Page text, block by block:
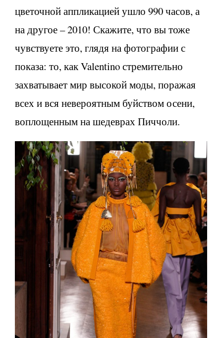
цветочной аппликацией ушло 990 часов, а
на другое – 2010! Скажите, что вы тоже
чувствуете это, глядя на фотографии с
показа: то, как Valentino стремительно
захватывает мир высокой моды, поражая
всех и вся невероятным буйством осени,
воплощенным на шедеврах Пиччоли.